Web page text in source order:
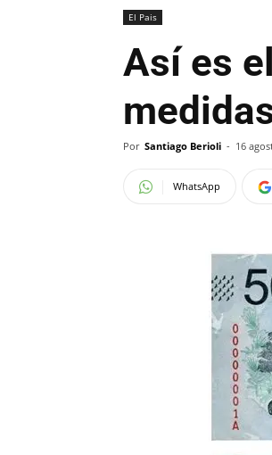
El Pais
Así es
Por Santiago Berioli - 16
WhatsApp